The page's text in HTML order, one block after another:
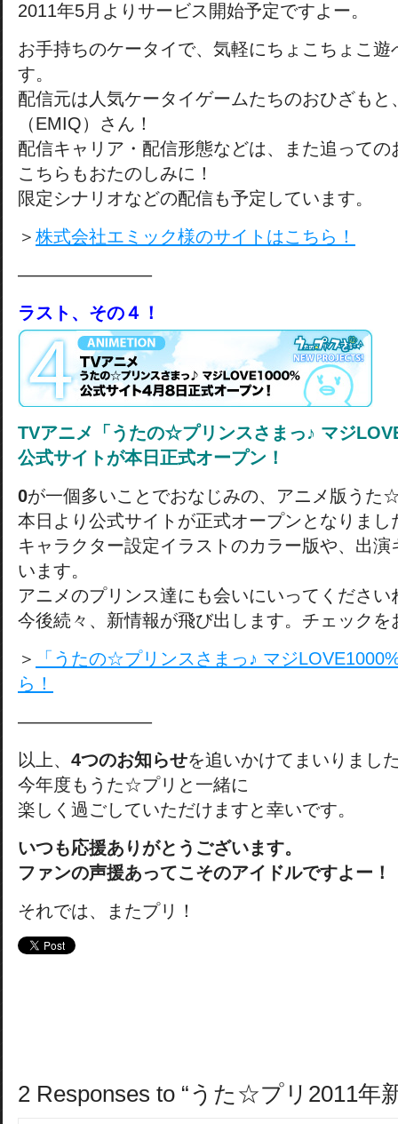
2011年5月よりサービス開始予定ですよー。
お手持ちのケータイで、気軽にちょこちょこ
す。
配信元は人気ケータイゲームたちのおひざも
（EMIQ）さん！
配信キャリア・配信形態などは、また追って
こちらもおたのしみに！
限定シナリオなどの配信も予定しています。
＞ 株式会社エミック様のサイトはこちら！
———————–
ラスト、その４！
TVアニメ「うたの☆プリンスさまっ♪ マジ
公式サイトが本日正式オープン！
0が一個多いことでおなじみの、アニメ版うた
本日より公式サイトが正式オープンとなりまし
キャラクター設定イラストのカラー版や、出
います。
アニメのプリンス達にも会いにいってください
今後続々、新情報が飛び出します。チェックを
＞
「うたの☆プリンスさまっ♪ マジ
ら！
———————–
以上、 4つのお知らせを追いかけてまいりまし
今年度もうた☆プリと一緒に
楽しく過ごしていただけますと幸いです。
いつも応援ありがとうございます。
ファンの声援あってこそのアイドルですよー！
それでは、またプリ！
2 Responses to “うた☆プリ2011年